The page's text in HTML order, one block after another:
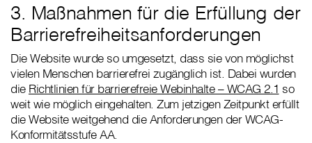
3. Maßnahmen für die Erfüllung der
Barrierefreiheitsanforderungen
Die Website wurde so umgesetzt, dass sie von möglichst
vielen Menschen barrierefrei zugänglich ist. Dabei wurden
die Richtlinien für barrierefreie Webinhalte – WCAG 2.1 so
weit wie möglich eingehalten. Zum jetzigen Zeitpunkt erfüllt
die Website weitgehend die Anforderungen der WCAG-
Konformitätsstufe AA.